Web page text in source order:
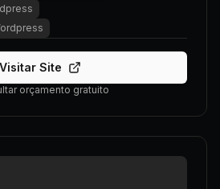
Visitar Site
orçamento gratuito